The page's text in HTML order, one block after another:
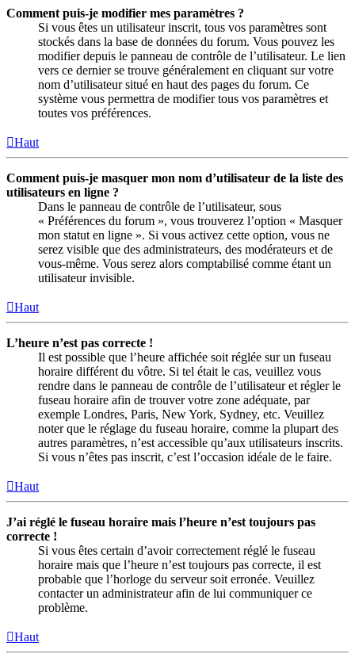
Comment puis-je modifier mes paramètres ?
Si vous êtes un utilisateur inscrit, tous vos paramètres sont
stockés dans la base de données du forum. Vous pouvez les
modifier depuis le panneau de contrôle de l’utilisateur. Le lien
vers ce dernier se trouve généralement en cliquant sur votre
nom d’utilisateur situé en haut des pages du forum. Ce
système vous permettra de modifier tous vos paramètres et
toutes vos préférences.
Haut
Comment puis-je masquer mon nom d’utilisateur de la liste des
utilisateurs en ligne ?
Dans le panneau de contrôle de l’utilisateur, sous
« Préférences du forum », vous trouverez l’option « Masquer
mon statut en ligne ». Si vous activez cette option, vous ne
serez visible que des administrateurs, des modérateurs et de
vous-même. Vous serez alors comptabilisé comme étant un
utilisateur invisible.
Haut
L’heure n’est pas correcte !
Il est possible que l’heure affichée soit réglée sur un fuseau
horaire différent du vôtre. Si tel était le cas, veuillez vous
rendre dans le panneau de contrôle de l’utilisateur et régler le
fuseau horaire afin de trouver votre zone adéquate, par
exemple Londres, Paris, New York, Sydney, etc. Veuillez
noter que le réglage du fuseau horaire, comme la plupart des
autres paramètres, n’est accessible qu’aux utilisateurs inscrits.
Si vous n’êtes pas inscrit, c’est l’occasion idéale de le faire.
Haut
J’ai réglé le fuseau horaire mais l’heure n’est toujours pas
correcte !
Si vous êtes certain d’avoir correctement réglé le fuseau
horaire mais que l’heure n’est toujours pas correcte, il est
probable que l’horloge du serveur soit erronée. Veuillez
contacter un administrateur afin de lui communiquer ce
problème.
Haut